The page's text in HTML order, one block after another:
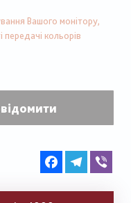
Вашого монітору,
передачі кольорів
FacebookTelegram